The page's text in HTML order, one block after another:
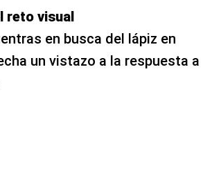
reto visual
en busca del lápiz en
un vistazo a la respuesta a